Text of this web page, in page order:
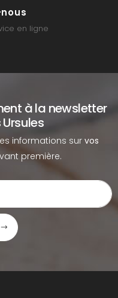
en ligne
à la newsletter
informations sur vos
première.